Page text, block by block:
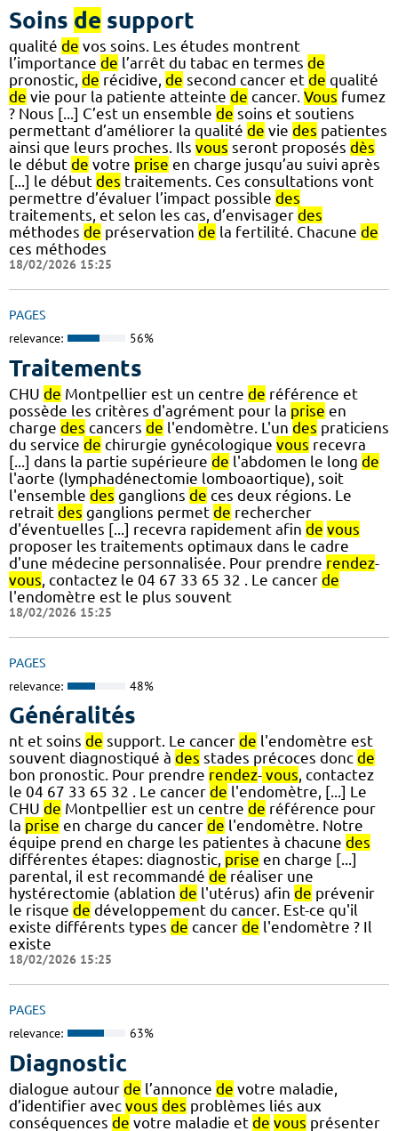
Soins de support
qualité de vos soins. Les études montrent
l’importance de l’arrêt du tabac en termes de
pronostic, de récidive, de second cancer et de qualité
de vie pour la patiente atteinte de cancer. Vous fumez
? Nous [...] C’est un ensemble de soins et soutiens
permettant d’améliorer la qualité de vie des patientes
ainsi que leurs proches. Ils vous seront proposés dès
le début de votre prise en charge jusqu’au suivi après
[...] le début des traitements. Ces consultations vont
permettre d’évaluer l’impact possible des
traitements, et selon les cas, d’envisager des
méthodes de préservation de la fertilité. Chacune de
ces méthodes
18/02/2026 15:25
PAGES
relevance: 56%
Traitements
CHU de Montpellier est un centre de référence et
possède les critères d'agrément pour la prise en
charge des cancers de l'endomètre. L'un des praticiens
du service de chirurgie gynécologique vous recevra
[...] dans la partie supérieure de l'abdomen le long de
l'aorte (lymphadénectomie lomboaortique), soit
l'ensemble des ganglions de ces deux régions. Le
retrait des ganglions permet de rechercher
d'éventuelles [...] recevra rapidement afin de vous
proposer les traitements optimaux dans le cadre
d'une médecine personnalisée. Pour prendre rendez-
vous , contactez le 04 67 33 65 32 . Le cancer de
l'endomètre est le plus souvent
18/02/2026 15:25
PAGES
relevance: 48%
Généralités
nt et soins de support. Le cancer de l'endomètre est
souvent diagnostiqué à des stades précoces donc de
bon pronostic. Pour prendre rendez- vous, contactez
le 04 67 33 65 32 . Le cancer de l'endomètre, [...] Le
CHU de Montpellier est un centre de référence pour
la prise en charge du cancer de l'endomètre. Notre
équipe prend en charge les patientes à chacune des
différentes étapes: diagnostic, prise en charge [...]
parental, il est recommandé de réaliser une
hystérectomie (ablation de l'utérus) afin de prévenir
le risque de développement du cancer. Est-ce qu'il
existe différents types de cancer de l'endomètre ? Il
existe
18/02/2026 15:25
PAGES
relevance: 63%
Diagnostic
dialogue autour de l’annonce de votre maladie,
d’identifier avec vous des problèmes liés aux
conséquences de votre maladie et de vous présenter